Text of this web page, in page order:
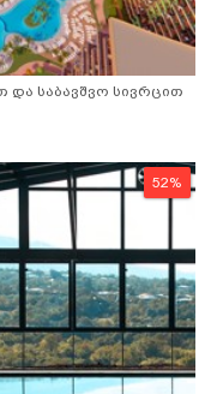
და საბავშვო სივრცით
52%